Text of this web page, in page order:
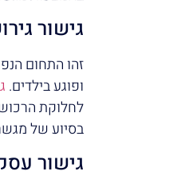
גישור
זהו התחום
ופוגע בילדים.
לחלוקת
בסיוע של
גישור